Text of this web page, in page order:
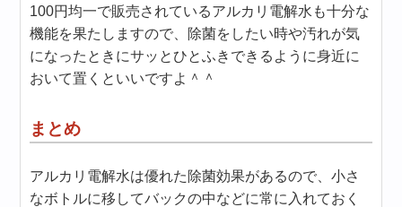
100円均一で販売されているアルカリ電解水も十分な
機能を果たしますので、除菌をしたい時や汚れが気
になったときにサッとひとふきできるように身近に
おいて置くといいですよ＾＾
まとめ
アルカリ電解水は優れた除菌効果があるので、小さ
なボトルに移してバックの中などに常に入れておく